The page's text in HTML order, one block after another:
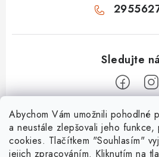
Abychom Vám umožnili pohodlné
a neustále zlepšovali jeho funkce,
cookies. Tlačítkem "Souhlasím"
jejich zpracováním. Kliknutím na
O Arken